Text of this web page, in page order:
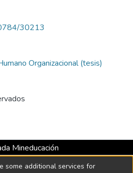
30213
Organizacional (tesis)
Mineducación
Institucional hasta 2026 -
some additional services for